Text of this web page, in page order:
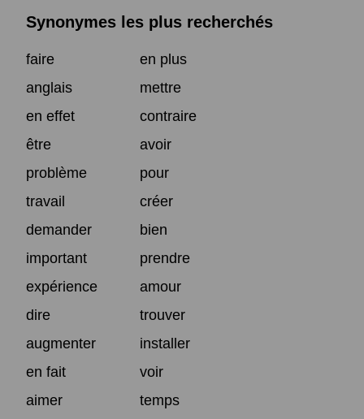
Synonymes les plus recherchés
faire
en plus
anglais
mettre
en effet
contraire
être
avoir
problème
pour
travail
créer
demander
bien
important
prendre
expérience
amour
dire
trouver
augmenter
installer
en fait
voir
aimer
temps